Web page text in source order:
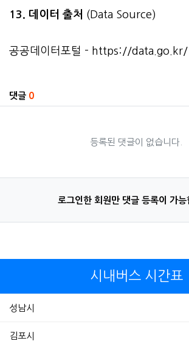
13. 데이터 출처 (Data Source)
공공데이터포털 - https://data.go.kr/
댓글 0
등록된 댓글이 없습니다.
로그인한 회원만 댓글 등록이 가능
시내버스 시간표
성남시
김포시